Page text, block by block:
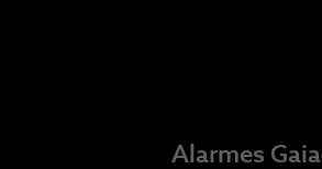
Alarmes Gaia